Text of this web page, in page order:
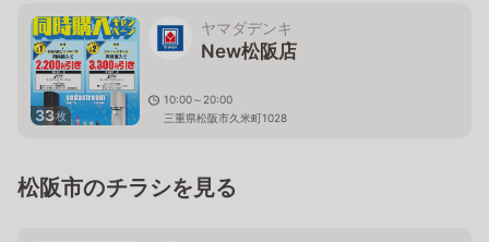
33枚
ヤマダデンキ
New松阪店
10:00～20:00
三重県松阪市久米町1028
松阪市のチラシを見る